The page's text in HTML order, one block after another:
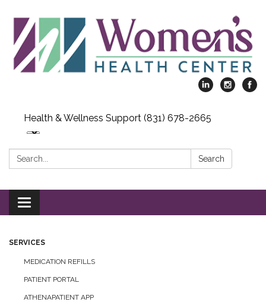
Health & Wellness Support (831) 678-2665
Search: Search
Toggle
navigation
SERVICES
MEDICATION REFILLS
PATIENT PORTAL
ATHENAPATIENT APP